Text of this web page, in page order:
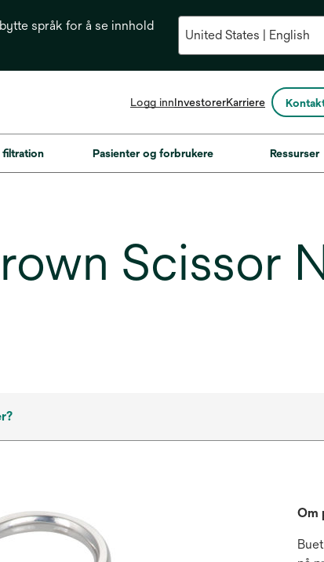
språk for å se innhold
Logg innInvestoreropens
a
Karriere
filtration Pasienter og forbrukere Ressurser
Scissor
Om